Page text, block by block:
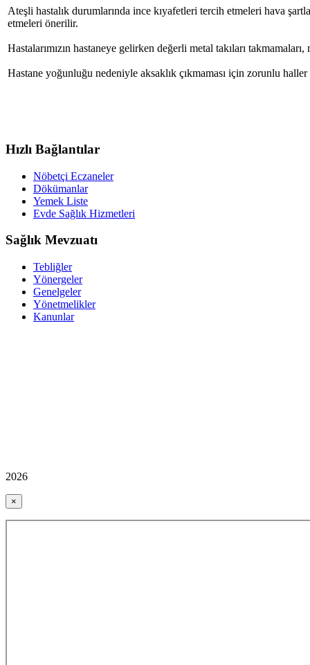
Ateşli hastalık durumlarında ince kıyafetleri tercih etmeleri hava
etmeleri önerilir.
Hastalarımızın hastaneye gelirken değerli metal takıları
Hastane yoğunluğu nedeniyle aksaklık çıkmaması için zorunlu haller
Hızlı Bağlantılar
Nöbetçi Eczaneler
Dökümanlar
Yemek Liste
Evde Sağlık Hizmetleri
Sağlık Mevzuatı
Tebliğler
Yönergeler
Genelgeler
Yönetmelikler
Kanunlar
2026
×